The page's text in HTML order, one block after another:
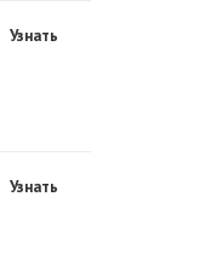
Узнать
Узнать